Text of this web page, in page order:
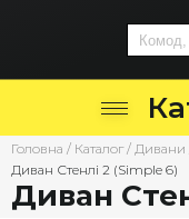
Головна / Каталог / Дивани
Диван Стенлі 2 (Simple 6)
Диван